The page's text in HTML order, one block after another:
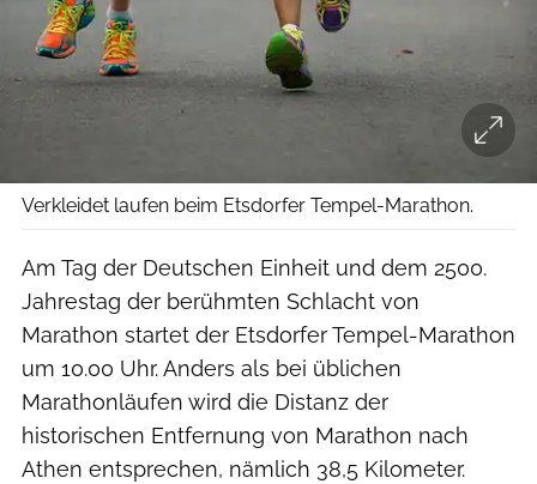
Verkleidet laufen beim Etsdorfer Tempel-Marathon.
Am Tag der Deutschen Einheit und dem 2500.
Jahrestag der berühmten Schlacht von
Marathon startet der Etsdorfer Tempel-Marathon
um 10.00 Uhr. Anders als bei üblichen
Marathonläufen wird die Distanz der
historischen Entfernung von Marathon nach
Athen entsprechen, nämlich 38,5 Kilometer.